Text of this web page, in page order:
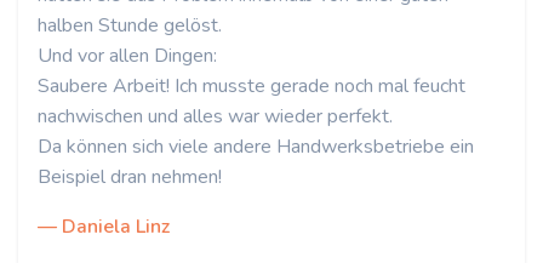
halben Stunde gelöst.
Und vor allen Dingen:
Saubere Arbeit! Ich musste gerade noch mal feucht
nachwischen und alles war wieder perfekt.
Da können sich viele andere Handwerksbetriebe ein
Beispiel dran nehmen!
— Daniela Linz